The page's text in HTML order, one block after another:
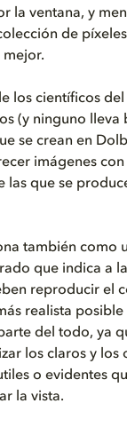
la ventana, y
de
mejor.
los científicos
(y ninguno lleva
se crean en
imágenes
las que se
también como
que indica a
reproducir el
realista posible
del todo, ya
los claros y los
o evidentes
la vista.